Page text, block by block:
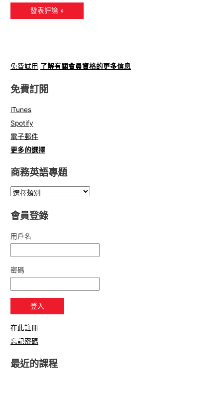
免費試用 了解有關會員資格的更多信息
免費訂閱
iTunes
Spotify
電子郵件
更多的選擇
商務英語專題
會員登錄
用戶名
密碼
在此註冊
忘記密碼
最近的課程